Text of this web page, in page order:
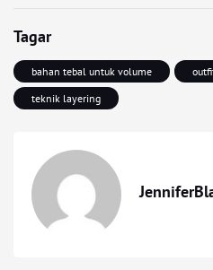
Tagar
bahan tebal untuk volume
teknik layering